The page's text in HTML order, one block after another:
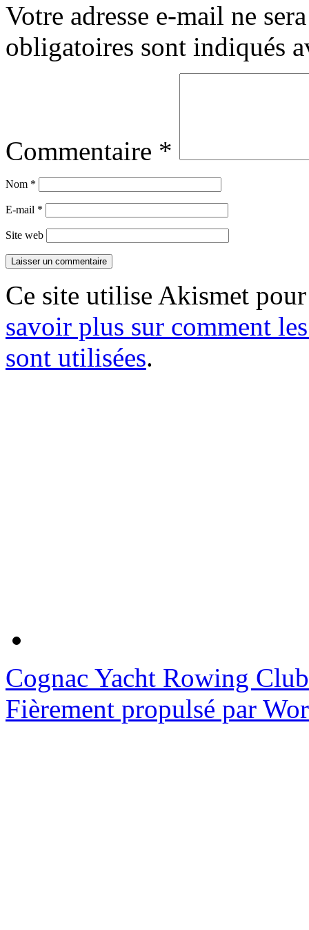
Votre adresse e-mail ne
obligatoires sont indiqués
Commentaire *
Nom *
E-mail *
Site web
Ce site utilise Akismet
savoir plus sur comment
sont utilisées.
Cognac Yacht Rowing Club
Fièrement propulsé par